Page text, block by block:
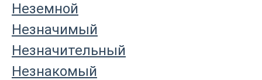
Неземной
Незначимый
Незначительный
Незнакомый